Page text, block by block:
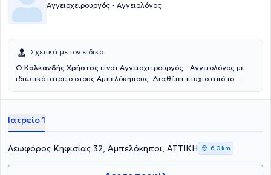
Αγγειοχειρουργός - Αγγειολόγος
Σχετικά με τον ειδικό
Ο Καλκανδής Χρήστος είναι Αγγειοχειρουργός - Αγγειολόγος με
ιδιωτικό ιατρείο στους Αμπελόκηπους. Διαθέτει πτυχίο από το
Καποδιστριακό Πανεπιστήμιο Αθηνών. Είναι εξειδικευμένος στους
εμπειρία στην ενδαγγειακή χειρουργική αορτής και περιφερικών
αγγείων, στη διαβητική αγγειοπάθεια των κάτω άκρων (διαβητικό
πόδι) και στη χρήση νέων εφαρμογών στην θεραπεία των κιρσών
και της φλεβικής ανεπάρκειας των κάτω άκρων. Ο γιατρός έχει
διατελέσει εξωτερικός συνεργάτης Β’ Αγγειοχειρουργικής Κλινικής
Ιατρείο 1
Λεωφόρος Κηφισίας 32, Αμπελόκηποι, ΑΤΤΙΚΗ 6,0 km